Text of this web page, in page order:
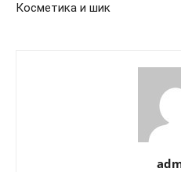
Косметика и шик